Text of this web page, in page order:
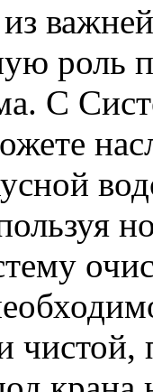
роль
С
чистой,